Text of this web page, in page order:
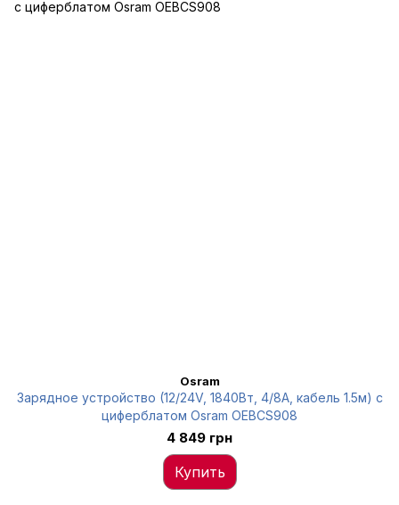
Osram
Зарядное устройство (12/24V, 1840Вт, 4/8А, кабель 1.5м) с
циферблатом Osram OEBCS908
4 849 грн
Купить